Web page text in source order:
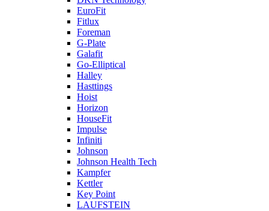
EuroFit
Fitlux
Foreman
G-Plate
Galafit
Go-Elliptical
Halley
Hasttings
Hoist
Horizon
HouseFit
Impulse
Infiniti
Johnson
Johnson Health Tech
Kampfer
Kettler
Key Point
LAUFSTEIN